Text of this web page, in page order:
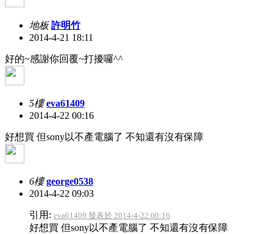
地板 許明竹
2014-4-21 18:11
好的~感謝你回覆~打擾囉^^
5樓 eva61409
2014-4-22 00:16
好想買 但sony以不產電腦了 不知還有沒有保障
6樓 george0538
2014-4-22 09:03
引用: eva61409 發表於 2014-4-22 00:16
好想買 但sony以不產電腦了 不知還有沒有保障